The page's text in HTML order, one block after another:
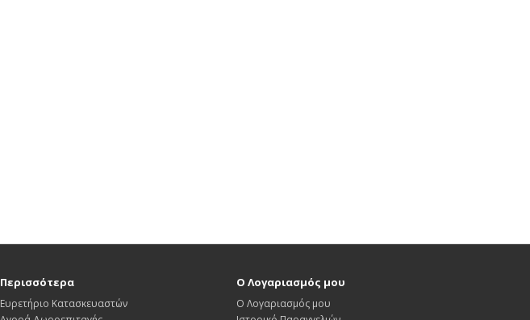
Περισσότερα
Ευρετήριο Κατασκευαστών
Ο Λογαριασμός μου
Ο Λογαριασμός μου